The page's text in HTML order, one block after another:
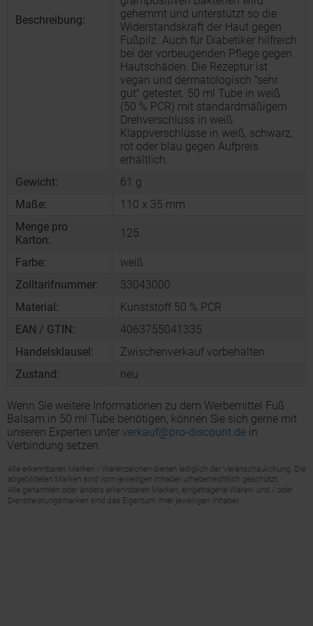
Beschreibung:
gehemmt und unterstützt so die
Widerstandskraft der Haut gegen
Fußpilz. Auch für Diabetiker hilfreich
bei der vorbeugenden Pflege gegen
Hautschäden. Die Rezeptur ist
vegan und dermatologisch "sehr
gut" getestet. 50 ml Tube in weiß
(50 % PCR) mit standardmäßigem
Drehverschluss in weiß.
Klappverschlüsse in weiß, schwarz,
rot oder blau gegen Aufpreis
erhältlich.
Gewicht:
61 g
Maße:
110 x 35 mm
Menge pro
Karton:
125
Farbe:
weiß
Zolltarifnummer:
33043000
Material:
Kunststoff 50 % PCR
EAN / GTIN:
4063755041335
Handelsklausel:
Zwischenverkauf vorbehalten
Zustand:
neu
Wenn Sie weitere Informationen zu dem Werbemittel Fuß
Balsam in 50 ml Tube benötigen, können Sie sich gerne mit
unseren Experten unter verkauf@pro-discount.de in
Verbindung setzen.